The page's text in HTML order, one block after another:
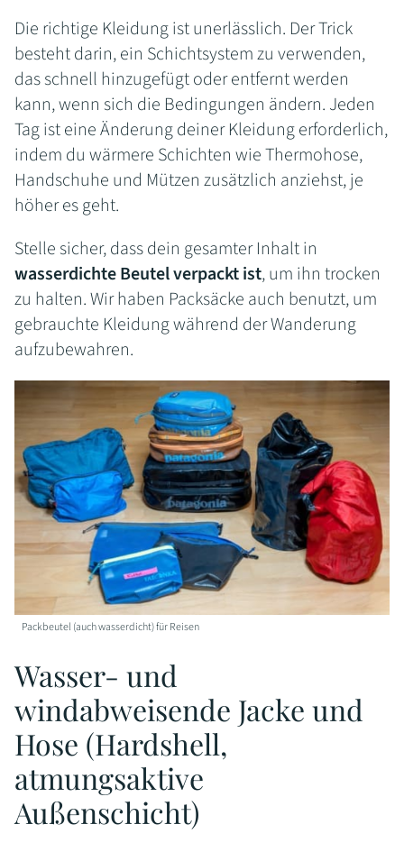
Die richtige Kleidung ist unerlässlich. Der Trick
besteht darin, ein Schichtsystem zu verwenden,
das schnell hinzugefügt oder entfernt werden
kann, wenn sich die Bedingungen ändern. Jeden
Tag ist eine Änderung deiner Kleidung erforderlich,
indem du wärmere Schichten wie Thermohose,
Handschuhe und Mützen zusätzlich anziehst, je
höher es geht.
Stelle sicher, dass dein gesamter Inhalt in
wasserdichte Beutel verpackt ist, um ihn trocken
zu halten. Wir haben Packsäcke auch benutzt, um
gebrauchte Kleidung während der Wanderung
aufzubewahren.
Packbeutel (auch wasserdicht) für Reisen
Wasser- und
windabweisende Jacke und
Hose (Hardshell,
atmungsaktive
Außenschicht)